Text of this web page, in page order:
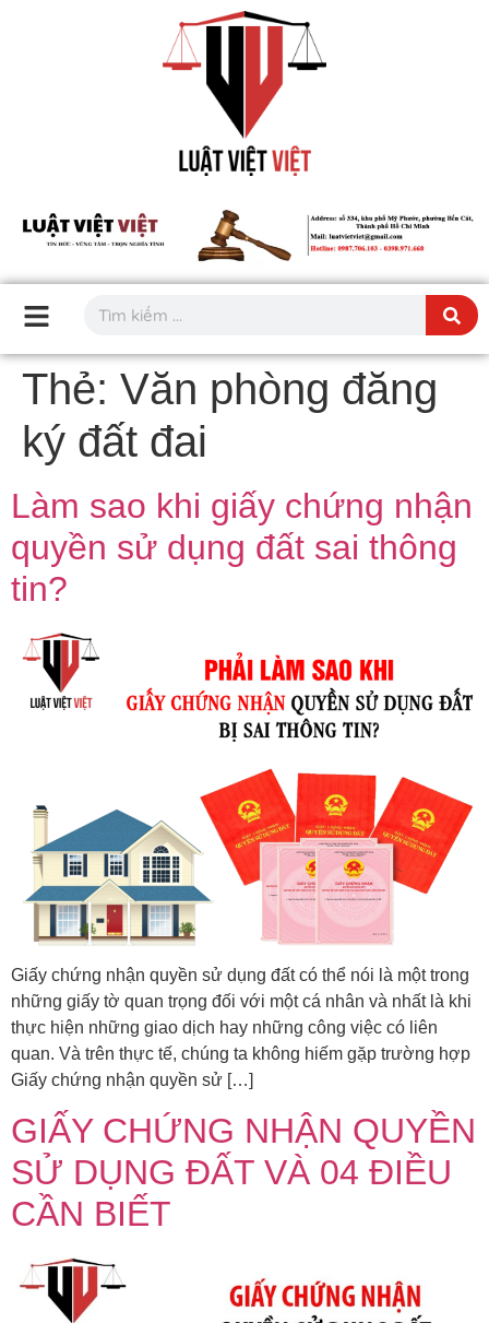
Thẻ: Văn phòng đăng
ký đất đai
Làm sao khi giấy chứng nhận
quyền sử dụng đất sai thông
tin?
Giấy chứng nhận quyền sử dụng đất có thể nói là một trong
những giấy tờ quan trọng đối với một cá nhân và nhất là khi
thực hiện những giao dịch hay những công việc có liên
quan. Và trên thực tế, chúng ta không hiếm gặp trường hợp
Giấy chứng nhận quyền sử […]
GIẤY CHỨNG NHẬN QUYỀN
SỬ DỤNG ĐẤT VÀ 04 ĐIỀU
CẦN BIẾT